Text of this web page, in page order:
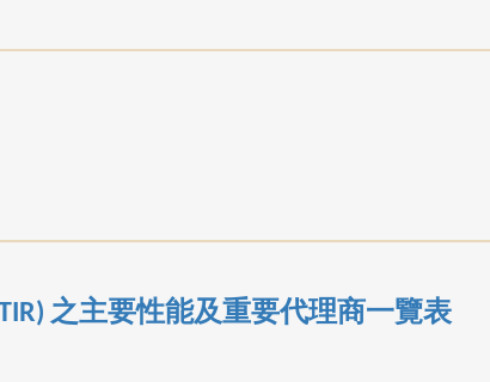
之主要性能及重要代理商一覽表